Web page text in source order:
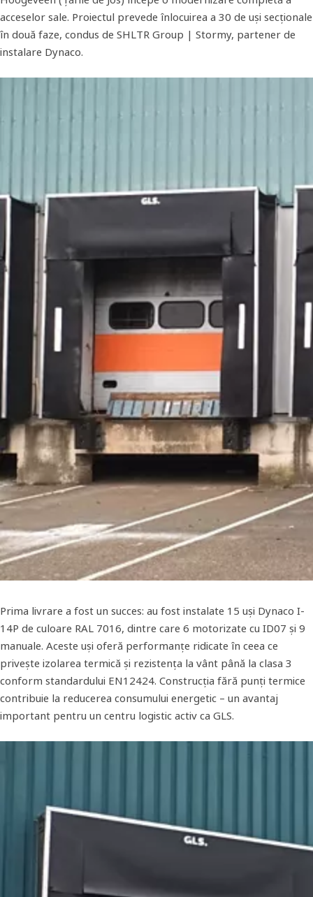
acceselor sale. Proiectul prevede înlocuirea a 30 de uși secționale
în două faze, condus de SHLTR Group | Stormy, partener de
instalare Dynaco.
Prima livrare a fost un succes: au fost instalate 15 uși Dynaco I-
14P de culoare RAL 7016, dintre care 6 motorizate cu ID07 și 9
manuale. Aceste uși oferă performanțe ridicate în ceea ce
privește izolarea termică și rezistența la vânt până la clasa 3
conform standardului EN12424. Construcția fără punți termice
contribuie la reducerea consumului energetic – un avantaj
important pentru un centru logistic activ ca GLS.